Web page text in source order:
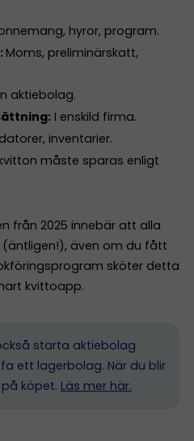
hyror, program.
Moms, preliminärskatt,
aktiebolag.
I enskild firma.
inventarier.
måste sparas enligt
från 2025 innebär att alla
även om du fått
sköter detta
kvittoapp.
starta aktiebolag
ett lagerbolag. När du blir
köpet. Läs mer här.